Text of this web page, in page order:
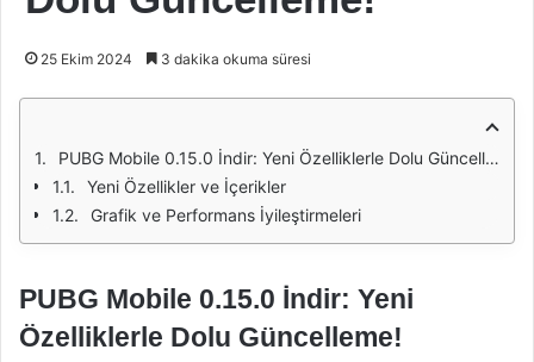
25 Ekim 2024 3 dakika okuma süresi
PUBG Mobile 0.15.0 İndir: Yeni Özelliklerle Dolu Güncelleme!
Yeni Özellikler ve İçerikler
Grafik ve Performans İyileştirmeleri
PUBG Mobile 0.15.0 İndir: Yeni
Özelliklerle Dolu Güncelleme!